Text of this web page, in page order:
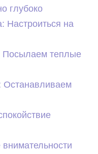
глубоко
Настроиться на
теплые
Останавливаем